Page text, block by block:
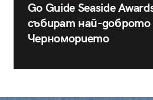
Go Guide Seaside
събират най-доброто
Черноморието